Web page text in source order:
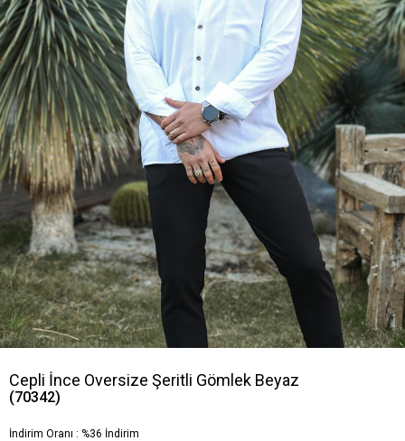
Cepli İnce Oversize Şeritli Gömlek Beyaz
(70342)
İndirim Oranı : %36 İndirim